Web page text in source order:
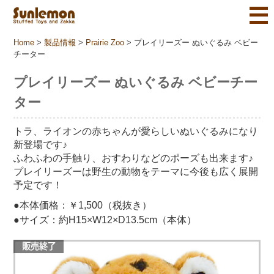
Home >製品情報 > Prairie Zoo > プレイリーズー ぬいぐるみ ベビー
チーター
プレイリーズー ぬいぐるみ ベビーチー
ター
トラ、ライオンの赤ちゃんが愛らしいぬいぐるみになり
新登場です♪
ふわふわの手触り、おすわりなどのポーズも出来ます♪
プレイリーズーは野生の動物をテーマに今後も広く展開
予定です！
●本体価格：￥1,500（税抜き）
●サイズ：約H15×W12×D13.5cm（本体）